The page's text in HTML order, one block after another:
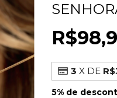
3 X DE
5% de